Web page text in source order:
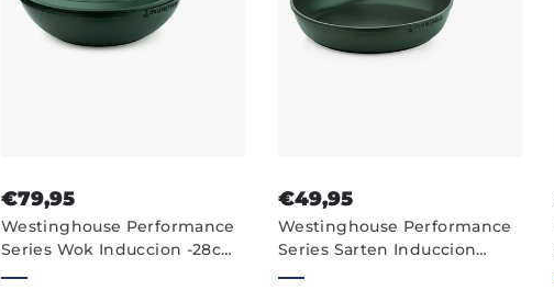
€79,95
Westinghouse Performance
Series Wok Induccion -28cm
€49,95
Westinghouse Performance
Series Sarten Induccion
Antiadherente - 24 cm